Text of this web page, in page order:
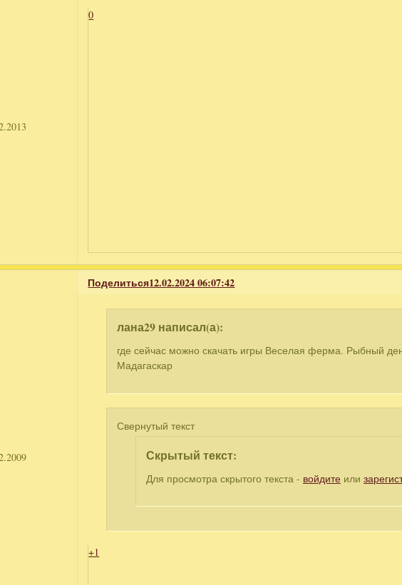
0
Поделиться12.02.2024 06:07:42
лана29 написал(а):
где сейчас можно скачать игры Веселая ферма. Рыбный
Мадагаскар
Свернутый текст
Скрытый текст:
Для просмотра скрытого текста - войдите или
+1